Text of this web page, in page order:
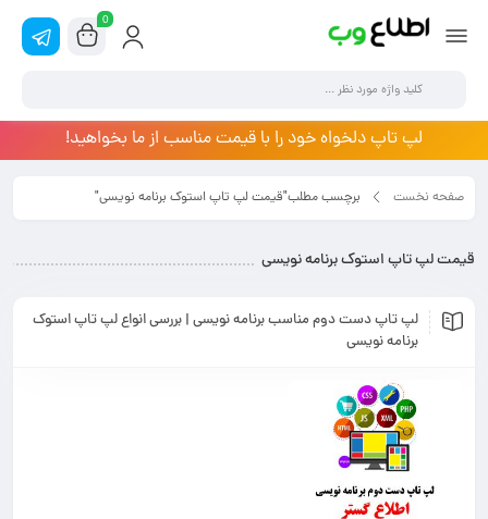
0
لپ تاپ دلخواه خود را با قیمت مناسب از ما بخواهید!
صفحه نخست برچسب مطلب"قیمت لپ تاپ استوک برنامه نویسی"
قیمت لپ تاپ استوک برنامه نویسی
لپ تاپ دست دوم مناسب برنامه نویسی | بررسی انواع لپ تاپ استوک
برنامه نویسی